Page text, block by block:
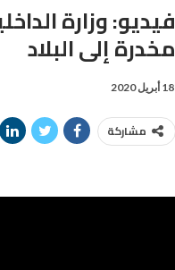
فيديو: وزارة
مخدرة إلى البلاد
18 أبريل 2020
مشاركة